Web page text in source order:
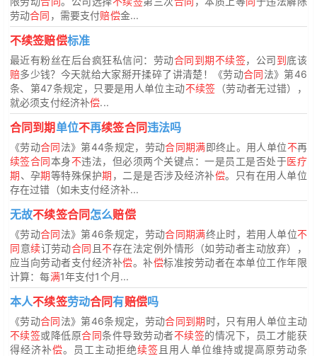
劳动合同 ，需要支付赔偿金...
不续签赔偿标准
最近有粉丝在后台疯狂私信问：劳动合同到期不续签，公司到底该
赔多少钱？今天就给大家掰开揉碎了讲清楚！《劳动合同法》第46
条、第47条规定，只要是用人单位主动不续签 （劳动者无过错），
就必须支付经济补偿...
合同到期单位不再续签合同违法吗
《劳动合同法》第44条规定，劳动合同期满即终止。用人单位不再
续签合同本身不违法，但必须两个关键点：一是员工是否处于医疗
期、孕期等特殊保护期 ，二是是否涉及经济补偿。只有在用人单位
存在过错（如未支付经济补...
无故不续签合同怎么赔偿
《劳动合同法》第46条规定，劳动合同期满终止时，若用人单位不
同意续订劳动合同 且不存在法定例外情形（如劳动者主动放弃），
应当向劳动者支付经济补偿。补偿标准按劳动者在本单位工作年限
计算：每满1年支付1个月...
本人不续签劳动合同有赔偿吗
《劳动合同法》第46条规定，劳动合同到期时，只有用人单位主动
不续签或降低原合同条件导致劳动者不续签的情况下，员工才能获
得经济补偿。员工主动拒绝续签 且用人单位维持或提高原劳动条